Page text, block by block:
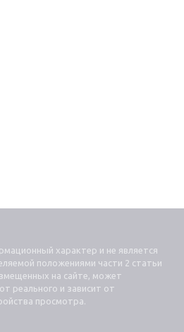
характер и не является
положениями части 2 статьи
на сайте, может
реального и зависит от
просмотра.